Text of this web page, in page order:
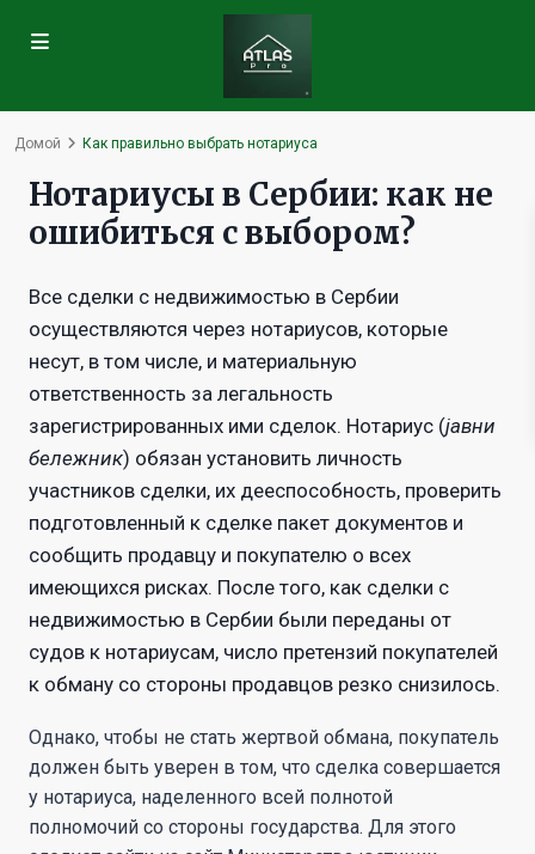
Домой Как правильно выбрать нотариуса
Нотариусы в Сербии: как не
ошибиться с выбором?
Все сделки с недвижимостью в Сербии
осуществляются через нотариусов, которые
несут, в том числе, и материальную
ответственность за легальность
зарегистрированных ими сделок. Нотариус (јавни
бележник) обязан установить личность
участников сделки, их дееспособность, проверить
подготовленный к сделке пакет документов и
сообщить продавцу и покупателю о всех
имеющихся рисках. После того, как сделки с
недвижимостью в Сербии были переданы от
судов к нотариусам, число претензий покупателей
к обману со стороны продавцов резко снизилось.
Однако, чтобы не стать жертвой обмана, покупатель
должен быть уверен в том, что сделка совершается
у нотариуса, наделенного всей полнотой
полномочий со стороны государства. Для этого